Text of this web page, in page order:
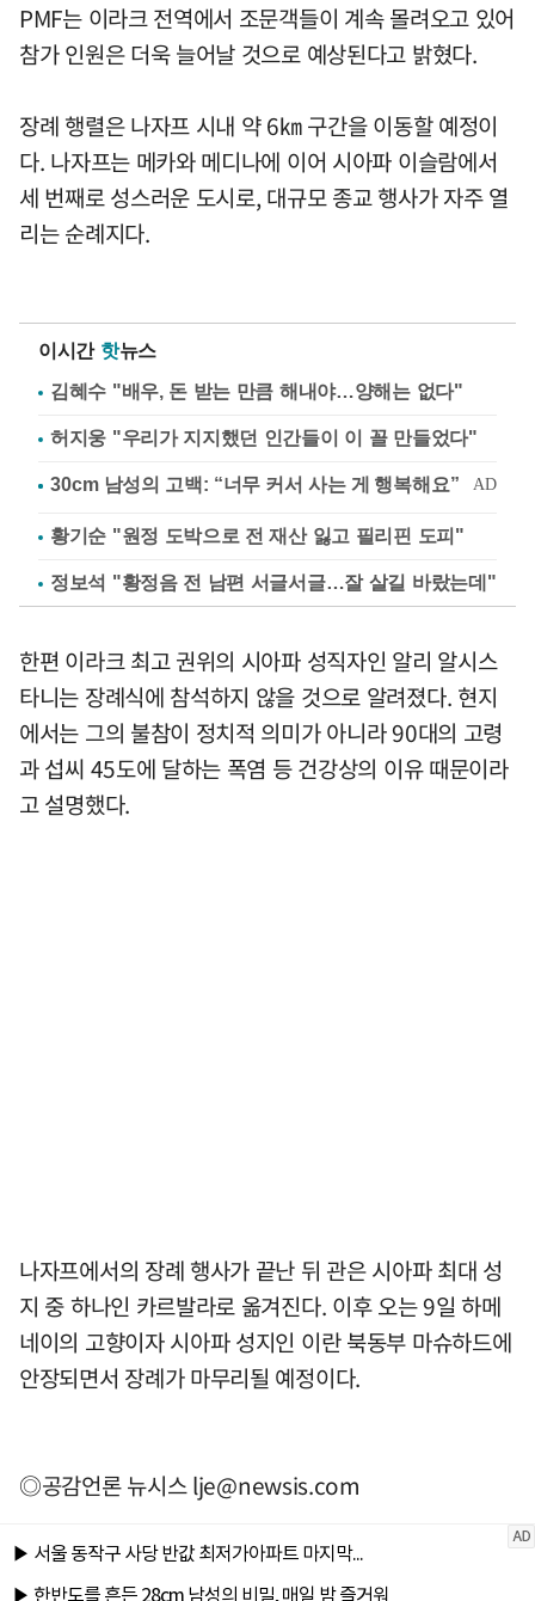
PMF는 이라크 전역에서 조문객들이 계속 몰려오고 있어
참가 인원은 더욱 늘어날 것으로 예상된다고 밝혔다.
장례 행렬은 나자프 시내 약 6㎞ 구간을 이동할 예정이
다. 나자프는 메카와 메디나에 이어 시아파 이슬람에서
세 번째로 성스러운 도시로, 대규모 종교 행사가 자주 열
리는 순례지다.
이시간 핫뉴스
김혜수 "배우, 돈 받는 만큼 해내야…양해는 없다"
허지웅 "우리가 지지했던 인간들이 이 꼴 만들었다"
황기순 "원정 도박으로 전 재산 잃고 필리핀 도피"
정보석 "황정음 전 남편 서글서글…잘 살길 바랐는데"
한편 이라크 최고 권위의 시아파 성직자인 알리 알시스
타니는 장례식에 참석하지 않을 것으로 알려졌다. 현지
에서는 그의 불참이 정치적 의미가 아니라 90대의 고령
과 섭씨 45도에 달하는 폭염 등 건강상의 이유 때문이라
고 설명했다.
나자프에서의 장례 행사가 끝난 뒤 관은 시아파 최대 성
지 중 하나인 카르발라로 옮겨진다. 이후 오는 9일 하메
네이의 고향이자 시아파 성지인 이란 북동부 마슈하드에
안장되면서 장례가 마무리될 예정이다.
◎공감언론 뉴시스lje@newsis.com